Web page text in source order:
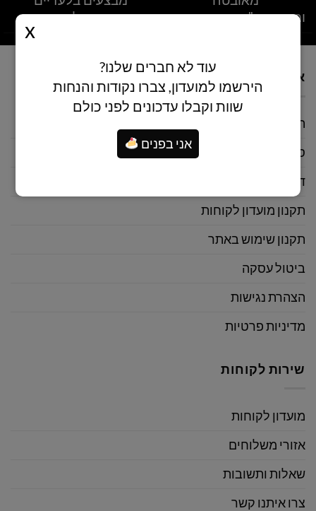
ומאושר ע"י חברות אשראי
ומשתלמים
אודות
הסיפור שלנו
סניפים
דרושים
תקנון מועדון לקוחות
תקנון שימוש באתר
ביטול עסקה
הצהרת נגישות
מדיניות פרטיות
שירות לקוחות
מועדון לקוחות
אזורי משלוחים
שאלות ותשובות
צרו איתנו קשר
עוד לא חברים שלנו?
הירשמו למועדון, צברו נקודות והנחות
שוות וקבלו עדכונים לפני כולם
אני בפנים